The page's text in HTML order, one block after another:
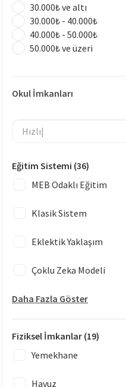
30.000₺ ve altı
30.000₺ - 40.000₺
40.000₺ - 50.000₺
50.000₺ ve üzeri
Okul İmkanları
Eğitim Sistemi (36)
MEB Odaklı Eğitim
Klasik Sistem
Eklektik Yaklaşım
Çoklu Zeka Modeli
Daha Fazla Göster
Fiziksel İmkanlar (19)
Yemekhane
Havuz